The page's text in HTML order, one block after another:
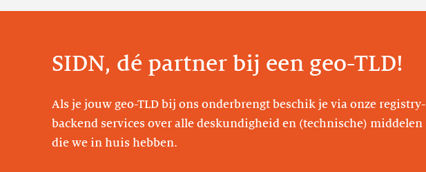
SIDN, dé partner bij een geo-TLD!
Als je jouw geo-TLD bij ons onderbrengt beschik je via onze registry-
backend services over alle deskundigheid en (technische) middelen
die we in huis hebben.